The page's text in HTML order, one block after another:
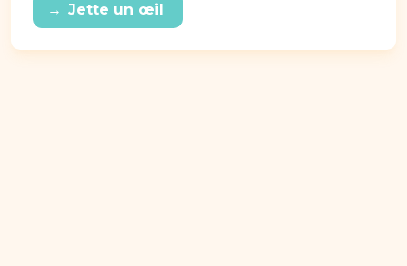
→ Jette un œil